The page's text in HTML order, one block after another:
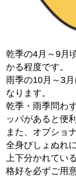
乾季の4月～9月
かる程度です。
雨季の10月～3
なります。
乾季・雨季問わ
ッパがあると便
また、オプショ
全身びしょぬれ
上下分かれてい
格好を必ずご用